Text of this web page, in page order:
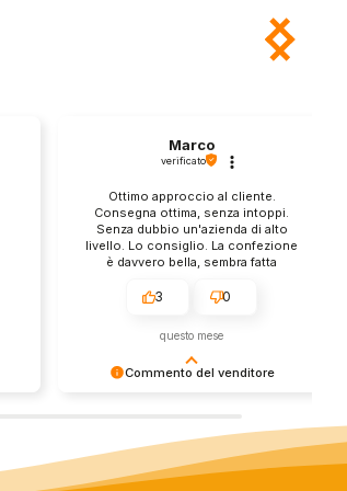
Commento del venditore
fantastica recensione! Lavoriamo
sodo per soddisfare le esigenze di
clienti come te, e siamo contenti di
esserci riusciti. Speriamo che
Marco
verificato
Ottimo approccio al cliente.
Consegna ottima, senza intoppi.
Senza dubbio un'azienda di alto
livello. Lo consiglio. La confezione
è davvero bella, sembra fatta
3 0
questo mese